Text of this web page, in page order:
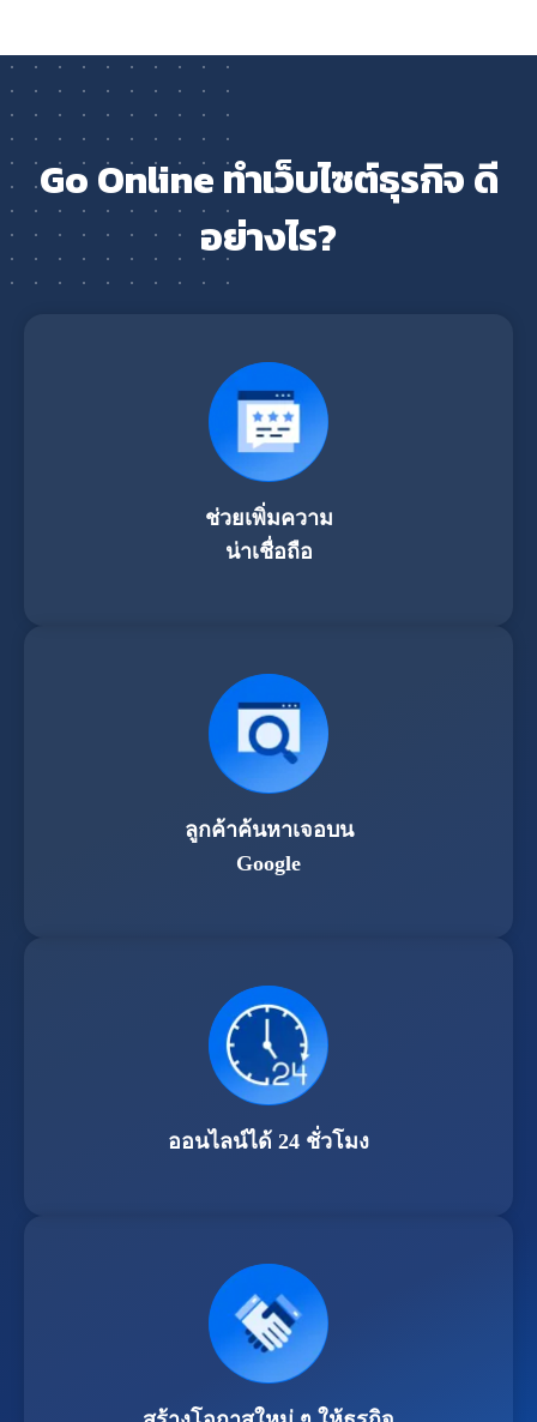
Go Online ทำเว็บไซต์ธุรกิจ ดี
อย่างไร?
ช่วยเพิ่มความ
น่าเชื่อถือ
ลูกค้าค้นหาเจอบน
Google
ออนไลน์ได้ 24 ชั่วโมง